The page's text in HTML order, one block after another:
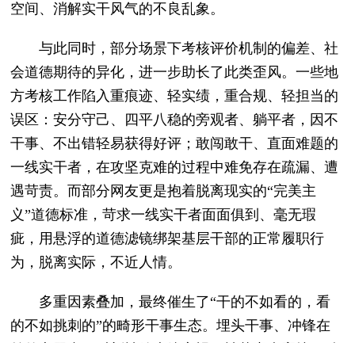
空间、消解实干风气的不良乱象。
与此同时，部分场景下考核评价机制的偏差、社
会道德期待的异化，进一步助长了此类歪风。一些地
方考核工作陷入重痕迹、轻实绩，重合规、轻担当的
误区：安分守己、四平八稳的旁观者、躺平者，因不
干事、不出错轻易获得好评；敢闯敢干、直面难题的
一线实干者，在攻坚克难的过程中难免存在疏漏、遭
遇苛责。而部分网友更是抱着脱离现实的“完美主
义”道德标准，苛求一线实干者面面俱到、毫无瑕
疵，用悬浮的道德滤镜绑架基层干部的正常履职行
为，脱离实际，不近人情。
多重因素叠加，最终催生了“干的不如看的，看
的不如挑刺的”的畸形干事生态。埋头干事、冲锋在